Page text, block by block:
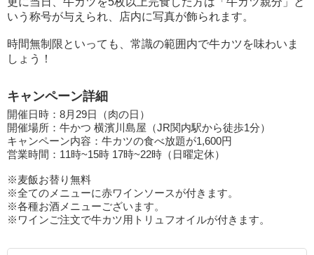
いう称号が与えられ、店内に写真が飾られます。
時間無制限といっても、常識の範囲内で牛カツを味わいま
しょう！
キャンペーン詳細
開催日時：8月29日（肉の日）
開催場所：牛かつ 横濱川島屋（JR関内駅から徒歩1分）
キャンペーン内容：牛カツの食べ放題が1,600円
営業時間：11時~15時 17時~22時（日曜定休）
※麦飯お替り無料
※全てのメニューに赤ワインソースが付きます。
※各種お酒メニューございます。
※ワインご注文で牛カツ用トリュフオイルが付きます。